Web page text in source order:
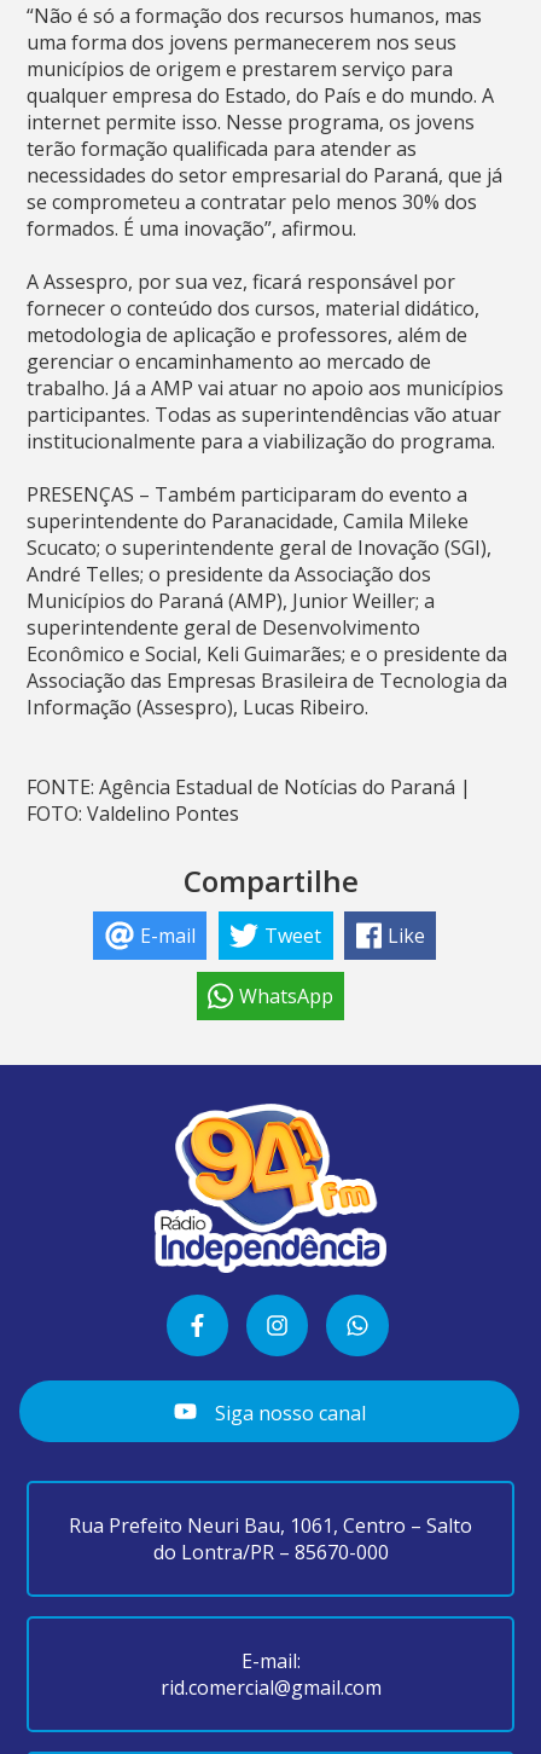
“Não é só a formação dos recursos humanos, mas
uma forma dos jovens permanecerem nos seus
municípios de origem e prestarem serviço para
qualquer empresa do Estado, do País e do mundo. A
internet permite isso. Nesse programa, os jovens
terão formação qualificada para atender as
necessidades do setor empresarial do Paraná, que já
se comprometeu a contratar pelo menos 30% dos
formados. É uma inovação”, afirmou.
A Assespro, por sua vez, ficará responsável por
fornecer o conteúdo dos cursos, material didático,
metodologia de aplicação e professores, além de
gerenciar o encaminhamento ao mercado de
trabalho. Já a AMP vai atuar no apoio aos municípios
participantes. Todas as superintendências vão atuar
institucionalmente para a viabilização do programa.
PRESENÇAS – Também participaram do evento a
superintendente do Paranacidade, Camila Mileke
Scucato; o superintendente geral de Inovação (SGI),
André Telles; o presidente da Associação dos
Municípios do Paraná (AMP), Junior Weiller; a
superintendente geral de Desenvolvimento
Econômico e Social, Keli Guimarães; e o presidente da
Associação das Empresas Brasileira de Tecnologia da
Informação (Assespro), Lucas Ribeiro.
FONTE: Agência Estadual de Notícias do Paraná |
FOTO: Valdelino Pontes
Compartilhe
E-mail Tweet Like
WhatsApp
Siga nosso canal
Rua Prefeito Neuri Bau, 1061, Centro – Salto
do Lontra/PR – 85670-000
E-mail:
rid.comercial@gmail.com